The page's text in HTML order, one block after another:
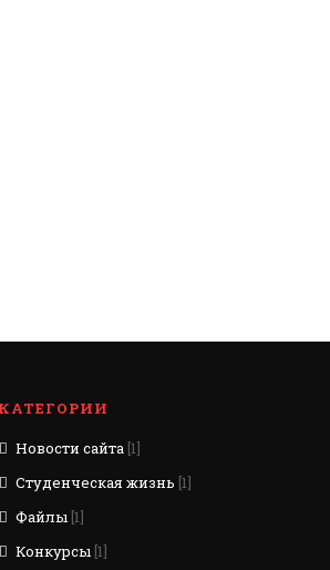
КАТЕГОРИИ
Новости сайта [1]
Студенческая жизнь [1]
Файлы [1]
Конкурсы [1]